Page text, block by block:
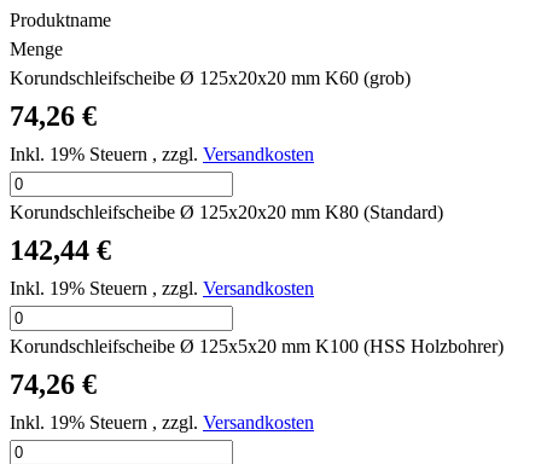
Produktname
Menge
Korundschleifscheibe Ø 125x20x20 mm K60 (grob)
74,26 €
Inkl. 19% Steuern , zzgl. Versandkosten
Korundschleifscheibe Ø 125x20x20 mm K80 (Standard)
142,44 €
Inkl. 19% Steuern , zzgl. Versandkosten
Korundschleifscheibe Ø 125x5x20 mm K100 (HSS Holzbohrer)
74,26 €
Inkl. 19% Steuern , zzgl. Versandkosten